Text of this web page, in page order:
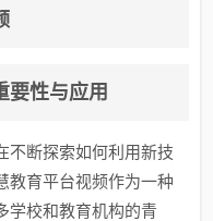
要性与应用
不断探索如何利用新技
教育平台视频作为一种
学校和教育机构的青